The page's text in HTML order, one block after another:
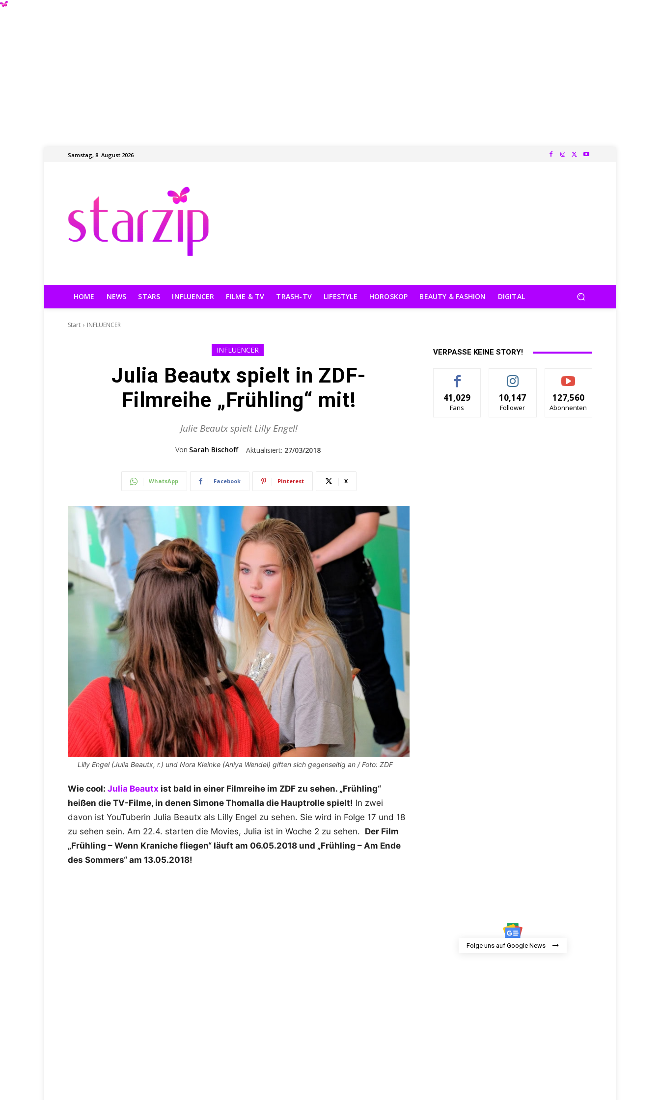
Samstag, 8. August 2026
HOME NEWS STARS INFLUENCER FILME & TV TRASH-TV LIFESTYLE HOROSKOP BEAUTY & FASHION DIGITAL
Start INFLUENCER
INFLUENCER
Julia Beautx spielt in ZDF-
Filmreihe „Frühling“ mit!
Julie Beautx spielt Lilly Engel!
Von Sarah Bischoff Aktualisiert: 27/03/2018
WhatsApp Facebook Pinterest X
Lilly Engel (Julia Beautx, r.) und Nora Kleinke (Aniya Wendel) giften sich gegenseitig an / Foto: ZDF
Wie cool: Julia Beautx ist bald in einer Filmreihe im ZDF zu sehen. „Frühling“
heißen die TV-Filme, in denen Simone Thomalla die Hauptrolle spielt! In zwei
davon ist YouTuberin Julia Beautx als Lilly Engel zu sehen. Sie wird in Folge 17 und 18
zu sehen sein. Am 22.4. starten die Movies, Julia ist in Woche 2 zu sehen. Der Film
„Frühling – Wenn Kraniche fliegen“ läuft am 06.05.2018 und „Frühling – Am Ende
des Sommers“ am 13.05.2018!
VERPASSE KEINE STORY!
41,029
Fans
10,147
Follower
127,560
Abonnenten
Folge uns auf Google News